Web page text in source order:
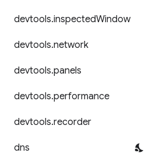
devtools.inspectedWindow
devtools.network
devtools.panels
devtools.performance
devtools.recorder
dns